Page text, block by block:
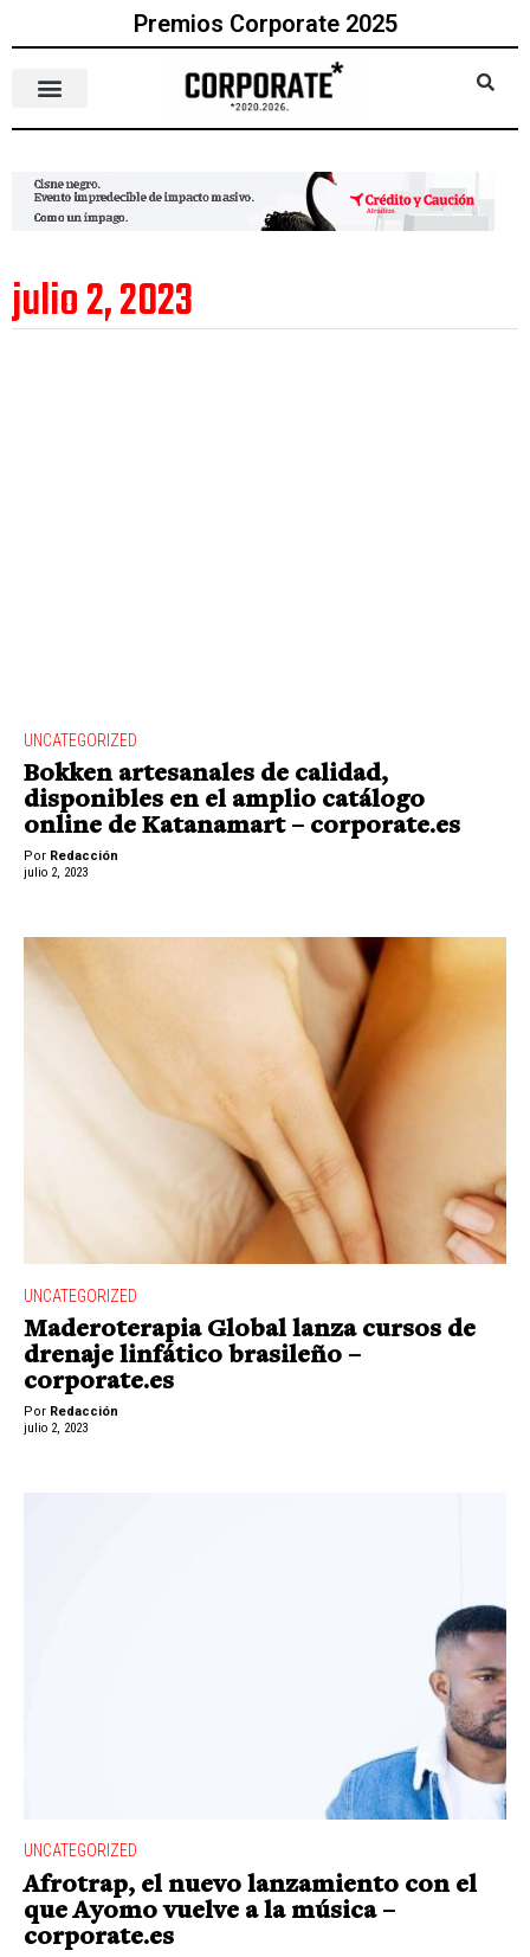
Premios Corporate 2025
julio 2, 2023
UNCATEGORIZED
Bokken artesanales de calidad,
disponibles en el amplio catálogo
online de Katanamart – corporate.es
Por Redacción
julio 2, 2023
UNCATEGORIZED
Maderoterapia Global lanza cursos de
drenaje linfático brasileño –
corporate.es
Por Redacción
julio 2, 2023
UNCATEGORIZED
Afrotrap, el nuevo lanzamiento con el
que Ayomo vuelve a la música –
corporate.es